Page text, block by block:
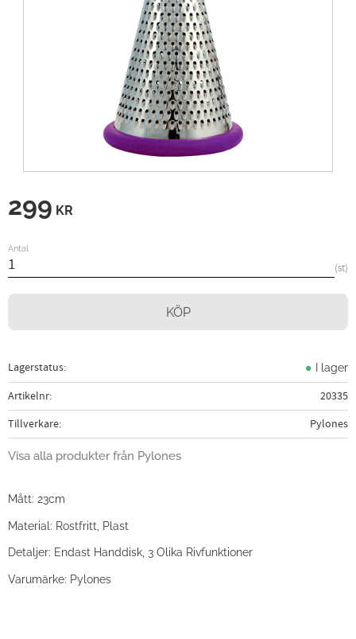
299 KR
Antal
st
KÖP
Lagerstatus I lager
Artikelnr
20335
Tillverkare
Pylones
Visa alla produkter från Pylones
Mått: 23cm
Material: Rostfritt, Plast
Detaljer: Endast Handdisk, 3 Olika Rivfunktioner
Varumärke: Pylones